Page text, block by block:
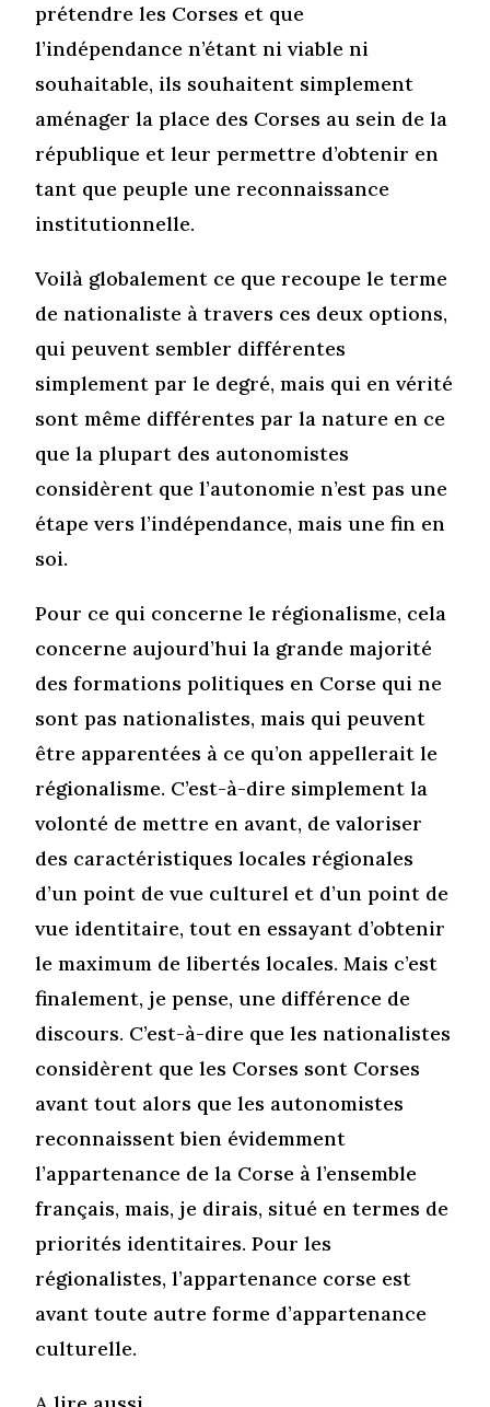
prétendre les Corses et que
l’indépendance n’étant ni viable ni
souhaitable, ils souhaitent simplement
aménager la place des Corses au sein de la
république et leur permettre d’obtenir en
tant que peuple une reconnaissance
institutionnelle.
Voilà globalement ce que recoupe le terme
de nationaliste à travers ces deux options,
qui peuvent sembler différentes
simplement par le degré, mais qui en vérité
sont même différentes par la nature en ce
que la plupart des autonomistes
considèrent que l’autonomie n’est pas une
étape vers l’indépendance, mais une fin en
soi.
Pour ce qui concerne le régionalisme, cela
concerne aujourd’hui la grande majorité
des formations politiques en Corse qui ne
sont pas nationalistes, mais qui peuvent
être apparentées à ce qu’on appellerait le
régionalisme. C’est-à-dire simplement la
volonté de mettre en avant, de valoriser
des caractéristiques locales régionales
d’un point de vue culturel et d’un point de
vue identitaire, tout en essayant d’obtenir
le maximum de libertés locales. Mais c’est
finalement, je pense, une différence de
discours. C’est-à-dire que les nationalistes
considèrent que les Corses sont Corses
avant tout alors que les autonomistes
reconnaissent bien évidemment
l’appartenance de la Corse à l’ensemble
français, mais, je dirais, situé en termes de
priorités identitaires. Pour les
régionalistes, l’appartenance corse est
avant toute autre forme d’appartenance
culturelle.